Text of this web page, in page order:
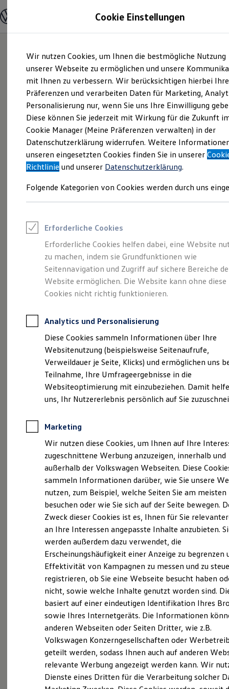
Hauptinhalt
springen
Footer
springen
Modelle und Konfigurator
Modelle vergleichen
Elektroautos
ENERGY Sondermodelle
Nutzfahrzeuge
SUV und CUV
Familienautos
Kombis
Kompaktwagen
Sportwagen
Schnell verfügbare Fahrzeuge
Angebote und Produkte
Aktuelle Angebote
E-Auto-Förderung
Volkswagen Marktplatz
Junge Gebrauchtwagen und Gebrauchtwagen
Saisonangebote
Leasing
Leasing-Angebote
Gebrauchtwagen Leasing
Junge Gebrauchtwagen-Leasing
Elektroauto Leasing
Kleinwagen-Leasing
Leasing ohne Anzahlung
Autokredit mit Schlussrate
Versicherungen und Garantien
Kfz-Versicherung
Restschuldversicherungen
Garantien
Wartungsverträge
Geschäftskunden
Professional Class bei Volkswagen
Großkunden
Behörden
Anpfiff zum Gewinn
Elektroautos
ID. Tutorials
Elektrofahrzeugkonzepte
Reichweite
Reichweite der ID. Modelle
Reichweite im Winter
Laden
Laden unterwegs
Laden Zuhause
Ladezeitensimulator
Batterie
Sicherheit
Garantie und Lebensdauer
Nachhaltigkeit
Technologie
Kosten und Kauf
Verbrauchskosten
Kaufoptionen
E-Auto-Förderung
Software und Konnektivität
Die ID. Software 6
ID. Software Versionen und Updates
Digitale Extras
Schnittstellen zu Ihrem ID.
Ihr Begleiter für Alltag
und Freizeit. Der T-
Cross.
Impressum & Rechtliches)
Probefahrt vereinbaren
Fahrzeugangebot anfordern
Servicetermin buchen
Serviceanfrage stellen
Cookie Einstellungen
Wir nutzen Cookies, um Ihnen die bestmögliche Nutzung
unserer Webseite zu ermöglichen und unsere
mit Ihnen zu verbessern. Wir berücksichtigen hierbei Ihre
Präferenzen und verarbeiten Daten für Marketing,
Personalisierung nur, wenn Sie uns Ihre Einwilligung
Diese können Sie jederzeit mit Wirkung für die Zukunft
Cookie Manager (Meine Präferenzen verwalten) in der
Datenschutzerklärung widerrufen. Weitere
unseren eingesetzten Cookies finden Sie in unserer
Richtlinie und unserer Datenschutzerklärung.
Folgende Kategorien von Cookies werden durch uns
Erforderliche Cookies
Erforderliche Cookies helfen dabei, eine Website
zu machen, indem sie Grundfunktionen wie
Seitennavigation und Zugriff auf sichere Bereiche
Website ermöglichen. Die Website kann ohne diese
Cookies nicht richtig funktionieren.
Analytics und Personalisierung
Diese Cookies sammeln Informationen über Ihre
Websitenutzung (beispielsweise Seitenaufrufe,
Verweildauer je Seite, Klicks) und ermöglichen uns
Teilnahme, Ihre Umfrageergebnisse in die
Websiteoptimierung mit einzubeziehen. Damit
uns, Ihr Nutzererlebnis persönlich auf Sie
Marketing
Wir nutzen diese Cookies, um Ihnen auf Ihre
zugeschnittene Werbung anzuzeigen, innerhalb und
außerhalb der Volkswagen Webseiten. Diese
sammeln Informationen darüber, wie Sie unsere
nutzen, zum Beispiel, welche Seiten Sie am meisten
besuchen oder wie Sie sich auf der Seite bewegen.
Zweck dieser Cookies ist es, Ihnen für Sie
an Ihre Interessen angepasste Inhalte anzubieten.
werden außerdem dazu verwendet, die
Erscheinungshäufigkeit einer Anzeige zu begrenzen
Effektivität von Kampagnen zu messen und zu
registrieren, ob Sie eine Webseite besucht haben
nicht, sowie welche Inhalte genutzt worden sind.
basiert auf einer eindeutigen Identifikation Ihres
sowie Ihres Internetgeräts. Die Informationen
anderen Webseiten oder Seiten Dritter, wie z.B.
Volkswagen Konzerngesellschaften oder
geteilt werden, sodass Ihnen auch auf anderen
relevante Werbung angezeigt werden kann. Wir
Dienste eines Dritten für die Verarbeitung solcher